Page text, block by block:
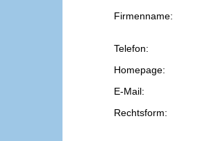
Firmenname:
Telefon:
Homepage:
E-Mail:
Rechtsform: